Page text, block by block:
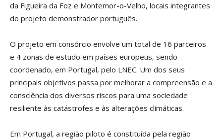
da Figueira da Foz e Montemor-o-Velho, locais integrantes
do projeto demonstrador português.
O projeto em consórcio envolve um total de 16 parceiros
e 4 zonas de estudo em países europeus, sendo
coordenado, em Portugal, pelo LNEC. Um dos seus
principais objetivos passa por melhorar a compreensão e a
consciência dos diversos riscos para uma sociedade
resiliente às catástrofes e às alterações climáticas.
Em Portugal, a região piloto é constituída pela região